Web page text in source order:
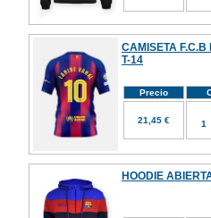
CAMISETA
T-14
Precio
21,45 €
HOODIE